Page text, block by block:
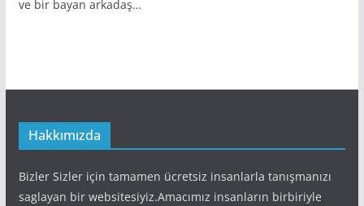
ve bir bayan arkadaş…
Hakkımızda
Bizler Sizler için tamamen ücretsiz insanlarla tanışmanızı
saglayan bir websitesiyiz.Amacımız insanların birbiriyle